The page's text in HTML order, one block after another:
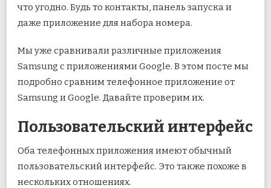
что угодно. Будь то контакты, панель запуска и
даже приложение для набора номера.
Мы уже сравнивали различные приложения
Samsung с приложениями Google. В этом посте мы
подробно сравним телефонное приложение от
Samsung и Google. Давайте проверим их.
Пользовательский интерфейс
Оба телефонных приложения имеют обычный
пользовательский интерфейс. Это также похоже в
нескольких отношениях.